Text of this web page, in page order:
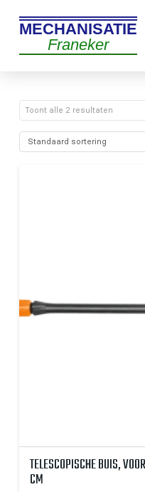
MECHANISATIE
Franeker
Toont alle 2 resultaten
TELESCOPISCHE BUIS,
CM